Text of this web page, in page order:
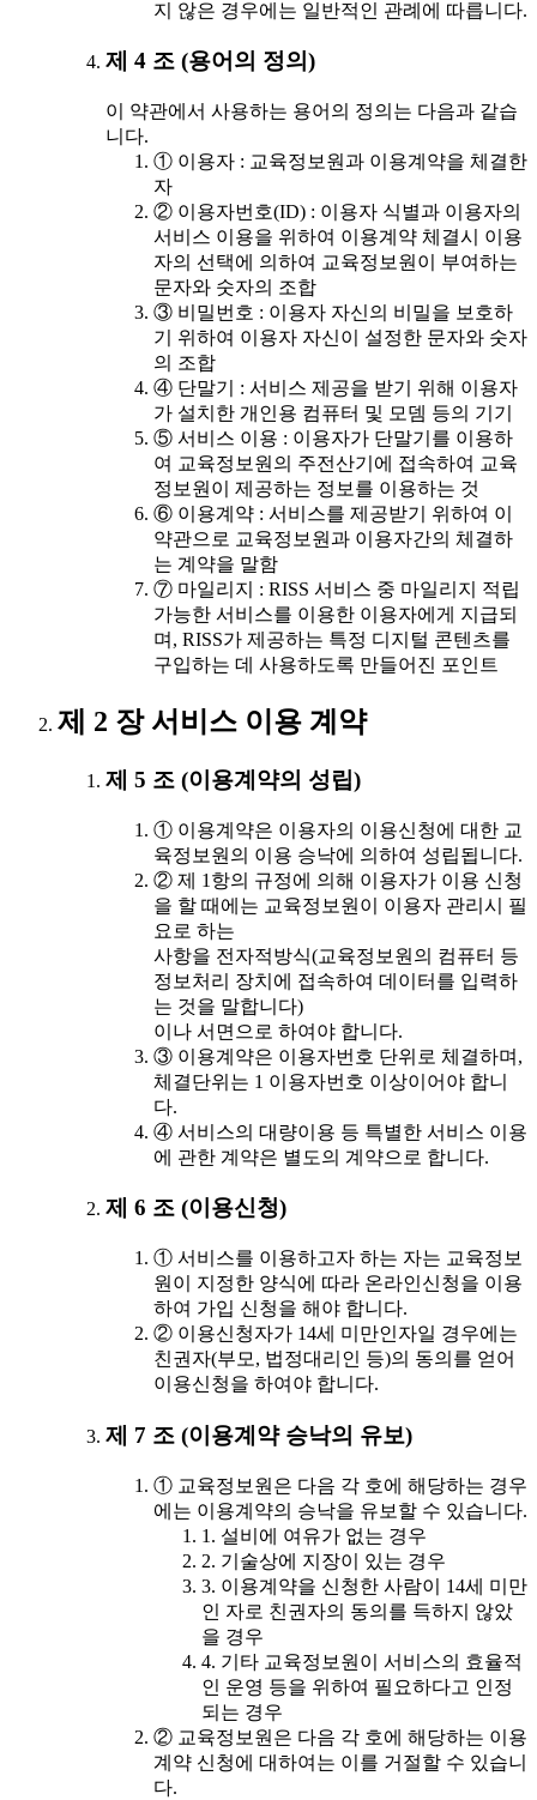
지 않은 경우에는 일반적인 관례에 따릅니다.
제 4 조 (용어의 정의)
이 약관에서 사용하는 용어의 정의는 다음과 같습
니다.
① 이용자 : 교육정보원과 이용계약을 체결한
자
② 이용자번호(ID) : 이용자 식별과 이용자의
서비스 이용을 위하여 이용계약 체결시 이용
자의 선택에 의하여 교육정보원이 부여하는
문자와 숫자의 조합
③ 비밀번호 : 이용자 자신의 비밀을 보호하
기 위하여 이용자 자신이 설정한 문자와 숫자
의 조합
④ 단말기 : 서비스 제공을 받기 위해 이용자
가 설치한 개인용 컴퓨터 및 모뎀 등의 기기
⑤ 서비스 이용 : 이용자가 단말기를 이용하
여 교육정보원의 주전산기에 접속하여 교육
정보원이 제공하는 정보를 이용하는 것
⑥ 이용계약 : 서비스를 제공받기 위하여 이
약관으로 교육정보원과 이용자간의 체결하
는 계약을 말함
⑦ 마일리지 : RISS 서비스 중 마일리지 적립
가능한 서비스를 이용한 이용자에게 지급되
며, RISS가 제공하는 특정 디지털 콘텐츠를
구입하는 데 사용하도록 만들어진 포인트
제 2 장 서비스 이용 계약
제 5 조 (이용계약의 성립)
① 이용계약은 이용자의 이용신청에 대한 교
육정보원의 이용 승낙에 의하여 성립됩니다.
② 제 1항의 규정에 의해 이용자가 이용 신청
을 할 때에는 교육정보원이 이용자 관리시 필
요로 하는
사항을 전자적방식(교육정보원의 컴퓨터 등
정보처리 장치에 접속하여 데이터를 입력하
는 것을 말합니다)
이나 서면으로 하여야 합니다.
③ 이용계약은 이용자번호 단위로 체결하며,
체결단위는 1 이용자번호 이상이어야 합니
다.
④ 서비스의 대량이용 등 특별한 서비스 이용
에 관한 계약은 별도의 계약으로 합니다.
제 6 조 (이용신청)
① 서비스를 이용하고자 하는 자는 교육정보
원이 지정한 양식에 따라 온라인신청을 이용
하여 가입 신청을 해야 합니다.
② 이용신청자가 14세 미만인자일 경우에는
친권자(부모, 법정대리인 등)의 동의를 얻어
이용신청을 하여야 합니다.
제 7 조 (이용계약 승낙의 유보)
① 교육정보원은 다음 각 호에 해당하는 경우
에는 이용계약의 승낙을 유보할 수 있습니다.
1. 설비에 여유가 없는 경우
2. 기술상에 지장이 있는 경우
3. 이용계약을 신청한 사람이 14세 미만
인 자로 친권자의 동의를 득하지 않았
을 경우
4. 기타 교육정보원이 서비스의 효율적
인 운영 등을 위하여 필요하다고 인정
되는 경우
② 교육정보원은 다음 각 호에 해당하는 이용
계약 신청에 대하여는 이를 거절할 수 있습니
다.